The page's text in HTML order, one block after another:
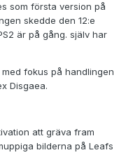
som första version på
skedde den 12:e
är på gång. själv har
fokus på handlingen
Disgaea.
att gräva fram
bilderna på Leafs